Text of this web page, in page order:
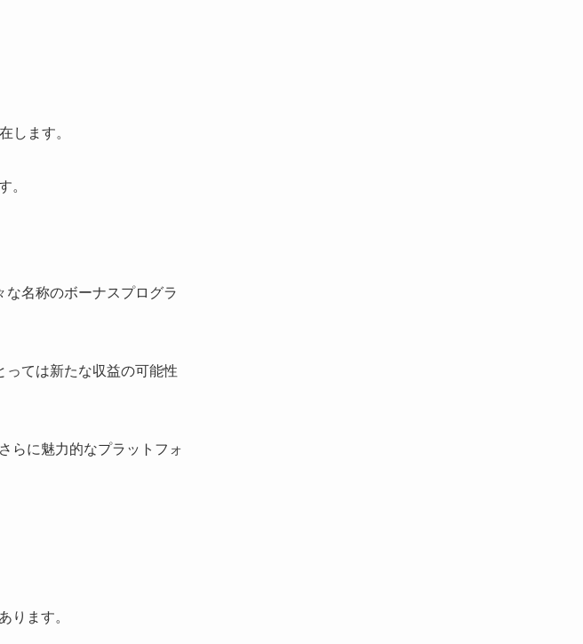
します。
。
な名称のボーナスプログラ
っては新たな収益の可能性
らに魅力的なプラットフォ
ります。